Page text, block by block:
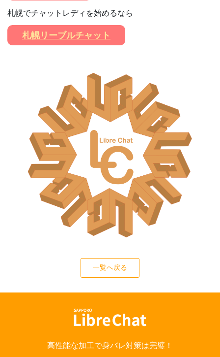
札幌でチャットレディを始めるなら
札幌リーブルチャット
一覧へ戻る
高性能な加工で身バレ対策は完璧！